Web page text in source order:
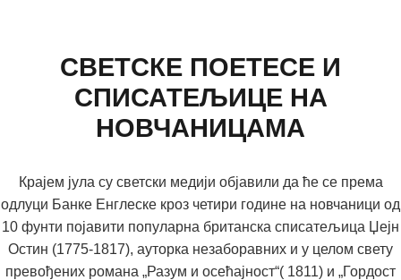
СВЕТСКЕ ПОЕТЕСЕ И
СПИСАТЕЉИЦЕ НА
НОВЧАНИЦАМА
Крајем јула су светски медији објавили да ће се према
одлуци Банке Енглеске кроз четири године на новчаници од
10 фунти појавити популарна британска списатељица Џејн
Остин (1775-1817), ауторка незаборавних и у целом свету
превођених романа „Разум и осећајност“( 1811) и „Гордост